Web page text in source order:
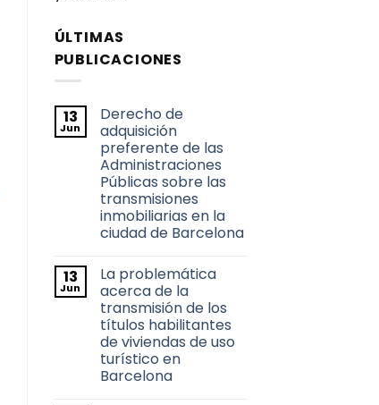
ÚLTIMAS
PUBLICACIONES
13
Jun
Derecho de
adquisición
preferente de las
Administraciones
Públicas sobre las
transmisiones
inmobiliarias en la
ciudad de Barcelona
comentarios
en
Derecho
de
adquisición
preferente
de
las
Administraciones
Públicas
13
Jun
La problemática
acerca de la
transmisión de los
títulos habilitantes
de viviendas de uso
turístico en
Barcelona